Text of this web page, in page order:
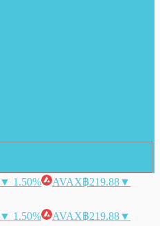
▼ 1.50% AVAX฿219.88▼
▼ 1.50% AVAX฿219.88▼